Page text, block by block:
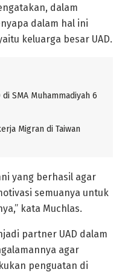
dalam
dalam hal ini
keluarga besar UAD.
SMA Muhammadiyah 6
Migran di Taiwan
yang berhasil agar
semuanya untuk
kata Muchlas.
partner UAD dalam
agar
penguatan di